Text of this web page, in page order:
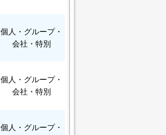
個人
・グループ・
会社・特別
個人
・グループ・
会社・特別
個人
・グループ・